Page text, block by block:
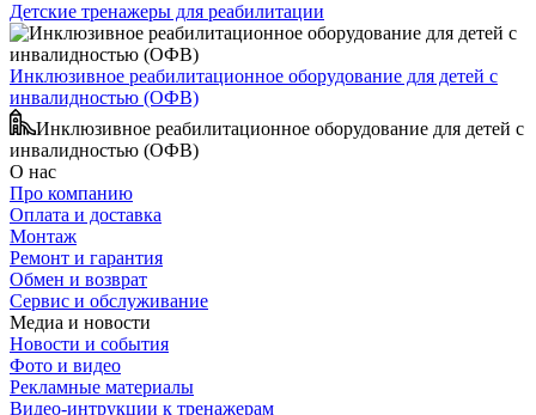
Детские тренажеры для реабилитации
Инклюзивное реабилитационное оборудование для детей с
инвалидностью (ОФВ)
Инклюзивное реабилитационное оборудование для детей с
инвалидностью (ОФВ)
О нас
Про компанию
Оплата и доставка
Монтаж
Ремонт и гарантия
Обмен и возврат
Сервис и обслуживание
Медиа и новости
Новости и события
Фото и видео
Рекламные материалы
Видео-интрукции к тренажерам